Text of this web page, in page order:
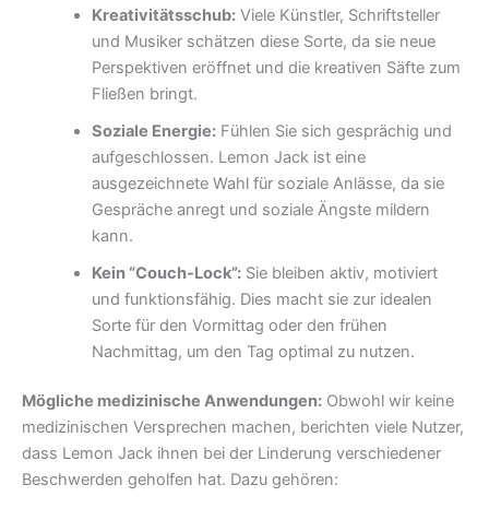
Kreativitätsschub:Viele Künstler, Schriftsteller
und Musiker schätzen diese Sorte, da sie neue
Perspektiven eröffnet und die kreativen Säfte zum
Fließen bringt.
Soziale Energie:Fühlen Sie sich gesprächig und
aufgeschlossen. Lemon Jack ist eine
ausgezeichnete Wahl für soziale Anlässe, da sie
Gespräche anregt und soziale Ängste mildern
kann.
Kein “Couch-Lock”:Sie bleiben aktiv, motiviert
und funktionsfähig. Dies macht sie zur idealen
Sorte für den Vormittag oder den frühen
Nachmittag, um den Tag optimal zu nutzen.
Mögliche medizinische Anwendungen: Obwohl wir keine
medizinischen Versprechen machen, berichten viele Nutzer,
dass Lemon Jack ihnen bei der Linderung verschiedener
Beschwerden geholfen hat. Dazu gehören: